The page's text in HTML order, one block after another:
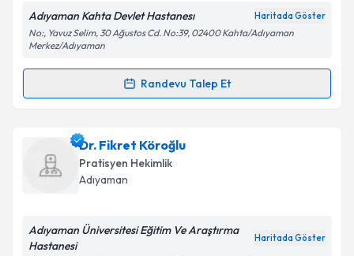
Kişisel verilerimin işlenmesine ilişkinAydınlatma
'ni okudum ve kişisel verilerimin belirtilen
kapsamda işlenmesini kabul ediyorum.
Takvim Talebini Gönder
Adıyaman Kahta Devlet Hastanesı Haritada Göster
No:, Yavuz Selim, 30 Ağustos Cd. No:39, 02400 Kahta/Adıyaman
Merkez/Adıyaman
Randevu Talep Et
Randevu Takvimi Talebi
Dr. Atnan Biliriçin randevu takvimi talebi oluşturun.
Size bu uzmandan randevu almanız için bir takvim
hazırlandığında e-posta ile bilgilendireceğiz.
Dr. Fikret Köroğlu
Pratisyen Hekimlik
Adıyaman
Adıyaman Üniversitesi Eğitim Ve Araştırma
Hastanesi
Haritada Göster